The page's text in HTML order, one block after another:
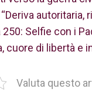
autoritaria,
Selfie con i
cuore di libertà e
Valuta questo